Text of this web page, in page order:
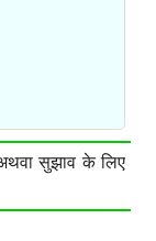
सुझाव के लिए